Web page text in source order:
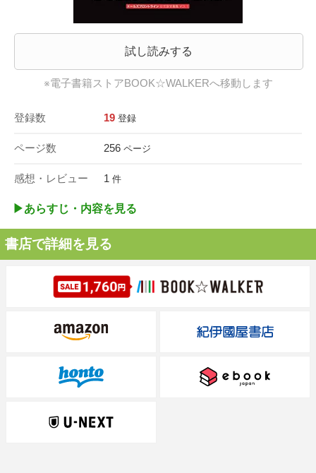
試し読みする
※電子書籍ストアBOOK☆WALKERへ移動します
登録数 19 登録
ページ数 256 ページ
感想・レビュー 1 件
▶︎あらすじ・内容を見る
書店で詳細を見る